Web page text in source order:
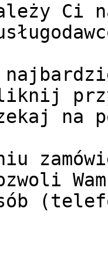
Ci
na